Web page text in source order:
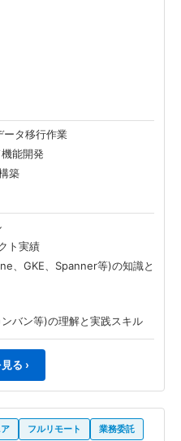
ータ移行作業
能開発
築
ト実績
、GKE、Spanner等)の知識と
バン等)の理解と実践スキル
る ›
フルリモート 業務委託